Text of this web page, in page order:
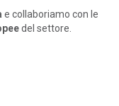
e collaboriamo con le
del settore.